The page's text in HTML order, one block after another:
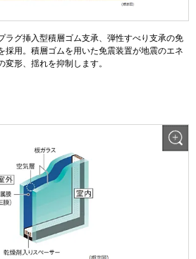
ラグ挿入型積層ゴム支承、弾性すべり支承の免
採用。積層ゴムを用いた免震装置が地震のエネ
形、揺れを抑制します。